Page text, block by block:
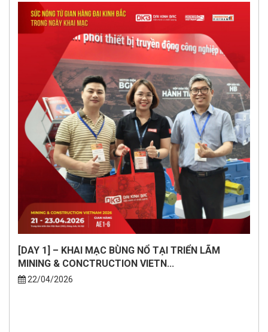
[DAY 1] – KHAI MẠC BÙNG NỔ TẠI TRIỂN LÃM
MINING & CONCTRUCTION VIETN...
22/04/2026